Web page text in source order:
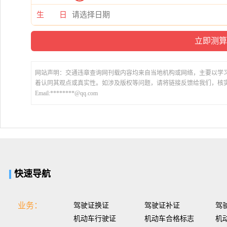
生 日
网站声明：交通违章查询网刊载内容均来自当地机构或网络，主要以
着认同其观点或真实性。如涉及版权等问题，请将链接反馈给我们，核
Email:********@qq.com
快速导航
业务： 驾驶证换证 驾驶证补证
驾
机动车行驶证
机动车合格标志 机